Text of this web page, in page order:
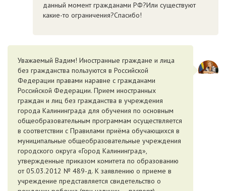
данный момент гражданами РФ?Или существуют
какие-то ограничения?Спасибо!
Уважаемый Вадим! Иностранные граждане и лица
без гражданства пользуются в Российской
Федерации правами наравне с гражданами
Российской Федерации. Прием иностранных
граждан и лиц без гражданства в учреждения
города Калининграда для обучения по основным
общеобразовательным программам осуществляется
в соответствии с Правилами приёма обучающихся в
муниципальные общеобразовательные учреждения
городского округа «Город Калининград»,
утвержденные приказом комитета по образованию
от 05.03.2012 № 489-д. К заявлению о приеме в
учреждение представляется свидетельство о